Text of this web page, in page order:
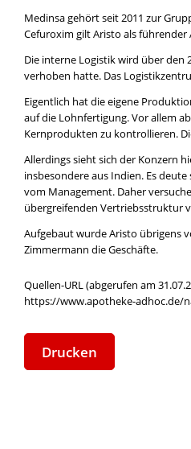
Medinsa gehört seit 2011 zur
Cefuroxim gilt Aristo als
Die interne Logistik wird über den
verhoben hatte. Das
Eigentlich hat die eigene
auf die Lohnfertigung. Vor allem
Kernprodukten zu kontrollieren.
Allerdings sieht sich der Konzern
insbesondere aus Indien. Es
vom Management. Daher
übergreifenden Vertriebsstruktur
Aufgebaut wurde Aristo übrigens
Zimmermann die Geschäfte.
Quellen-URL (abgerufen am
https://www.apotheke-
Drucken